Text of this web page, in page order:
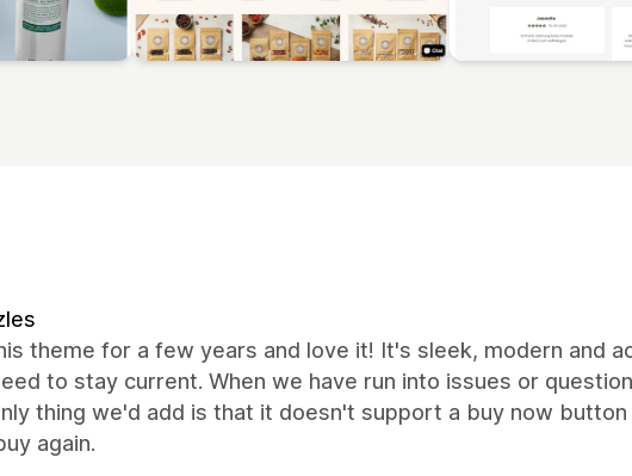
theme for a few years and love it! It's sleek, modern and
to stay current. When we have run into issues or
thing we'd add is that it doesn't support a buy now
again.